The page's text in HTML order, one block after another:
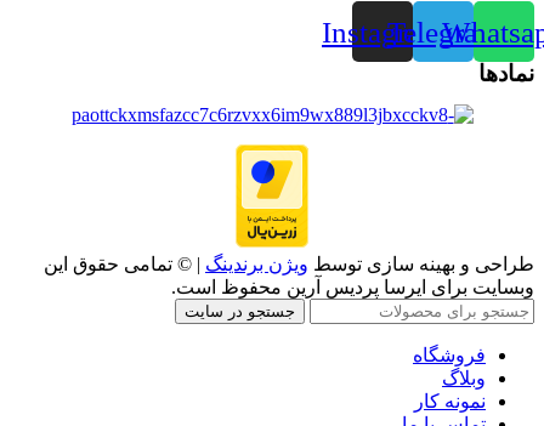
Telegram
Instagram
نمادها
طراحی و بهینه سازی توسط ویژن برندینگ | © تمامی حقوق این
وبسایت برای ایرسا پردیس آرین محفوظ است.
جستجو در سایت
فروشگاه
وبلاگ
نمونه کار